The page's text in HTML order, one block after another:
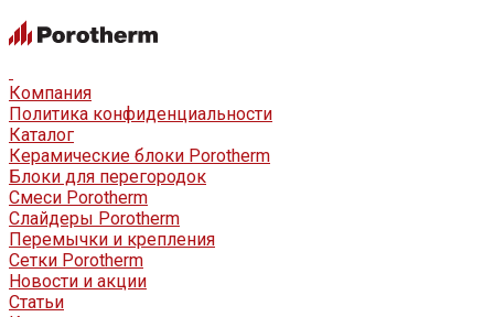
Компания
Политика конфиденциальности
Каталог
Керамические блоки Porotherm
Блоки для перегородок
Смеси Porotherm
Слайдеры Porotherm
Перемычки и крепления
Сетки Porotherm
Новости и акции
Статьи